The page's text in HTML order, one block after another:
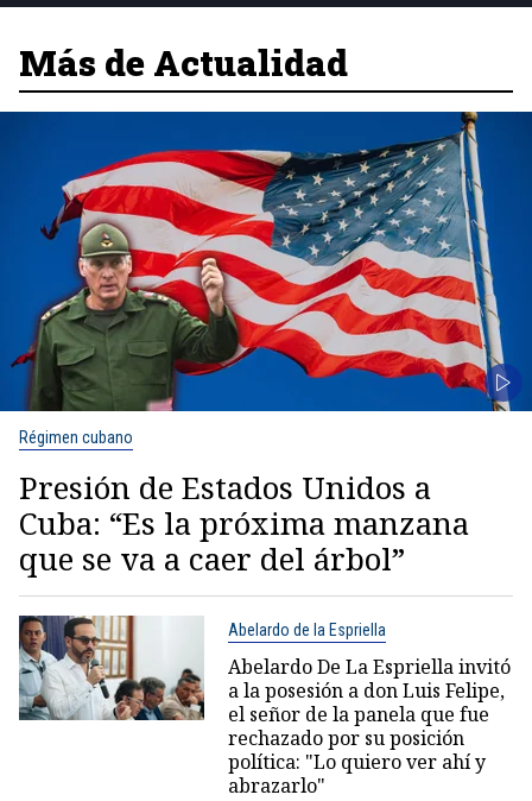
Más de Actualidad
Régimen cubano
Presión de Estados Unidos a
Cuba: “Es la próxima manzana
que se va a caer del árbol”
Abelardo de la Espriella
Abelardo De La Espriella invitó
a la posesión a don Luis Felipe,
el señor de la panela que fue
rechazado por su posición
política: "Lo quiero ver ahí y
abrazarlo"